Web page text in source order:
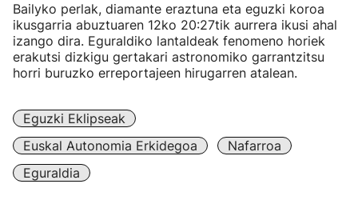
Bailyko perlak, diamante eraztuna eta eguzki koroa
ikusgarria abuztuaren 12ko 20:27tik aurrera ikusi ahal
izango dira. Eguraldiko lantaldeak fenomeno horiek
erakutsi dizkigu gertakari astronomiko garrantzitsu
horri buruzko erreportajeen hirugarren atalean.
Eguzki Eklipseak
Euskal Autonomia Erkidegoa
Nafarroa
Eguraldia